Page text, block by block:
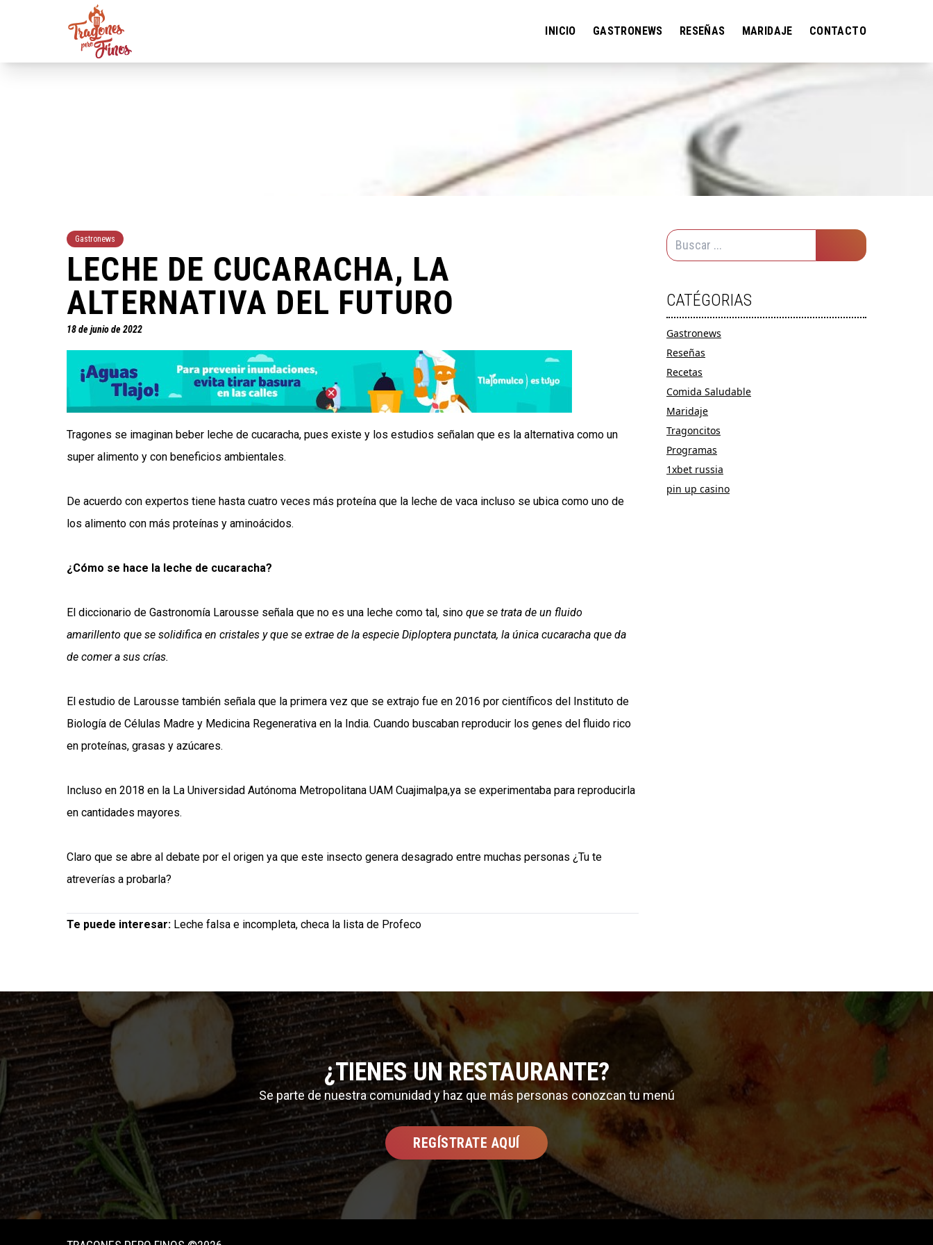
INICIO GASTRONEWS RESEÑAS MARIDAJE CONTACTO
Gastronews
LECHE DE CUCARACHA, LA
ALTERNATIVA DEL FUTURO
18 de junio de 2022
Tragones se imaginan beber leche de cucaracha, pues existe y los estudios señalan que es la alternativa como un
super alimento y con beneficios ambientales.
De acuerdo con expertos tiene hasta cuatro veces más proteína que la leche de vaca incluso se ubica como uno de
los alimento con más proteínas y aminoácidos.
¿Cómo se hace la leche de cucaracha?
El diccionario de Gastronomía Larousse señala que no es una leche como tal, sino que se trata de un fluido
amarillento que se solidifica en cristales y que se extrae de la especie Diploptera punctata, la única cucaracha que da
de comer a sus crías.
El estudio de Larousse también señala que la primera vez que se extrajo fue en 2016 por científicos del Instituto de
Biología de Células Madre y Medicina Regenerativa en la India. Cuando buscaban reproducir los genes del fluido rico
en proteínas, grasas y azúcares.
Incluso en 2018 en la La Universidad Autónoma Metropolitana UAM Cuajimalpa,ya se experimentaba para reproducirla
en cantidades mayores.
Claro que se abre al debate por el origen ya que este insecto genera desagrado entre muchas personas ¿Tu te
atreverías a probarla?
Te puede interesar: Leche falsa e incompleta, checa la lista de Profeco
CATÉGORIAS
Gastronews
Reseñas
Recetas
Comida Saludable
Maridaje
Tragoncitos
Programas
1xbet russia
pin up casino
¿TIENES UN RESTAURANTE?
Se parte de nuestra comunidad y haz que más personas conozcan tu menú
REGÍSTRATE AQUÍ